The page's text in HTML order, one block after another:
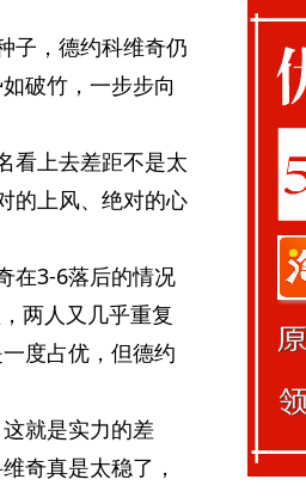
子，德约科维奇仍
破竹，一步步向
看上去差距不是太
的上风、绝对的心
在3-6落后的情况
两人又几乎重复
度占优，但德约
就是实力的差
奇真是太稳了，